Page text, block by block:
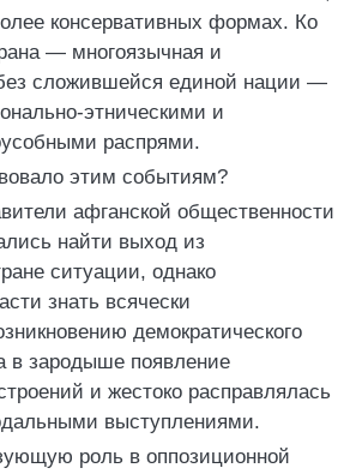
консервативных формах. Ко
— многоязычная и
сложившейся единой нации —
этническими и
распрями.
этим событиям?
афганской общественности
найти выход из
ситуации, однако
знать всячески
демократического
в зародыше появление
и жестоко расправлялась
выступлениями.
роль в оппозиционной